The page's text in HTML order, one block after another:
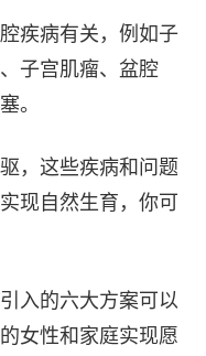
疾病有关，例如子
子宫肌瘤、盆腔
。
，这些疾病和问题
现自然生育，你可
入的六大方案可以
女性和家庭实现愿